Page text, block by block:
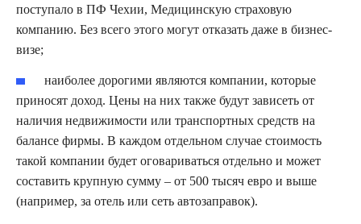
поступало в ПФ Чехии, Медицинскую страховую
компанию. Без всего этого могут отказать даже в бизнес-
визе;
наиболее дорогими являются компании, которые
приносят доход. Цены на них также будут зависеть от
наличия недвижимости или транспортных средств на
балансе фирмы. В каждом отдельном случае стоимость
такой компании будет оговариваться отдельно и может
составить крупную сумму – от 500 тысяч евро и выше
(например, за отель или сеть автозаправок).